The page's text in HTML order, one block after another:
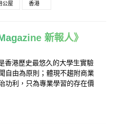
公屋 香港
新報人》
香港歷史最悠久的大學生實驗
自由為原則；體現不趨附商業
功利，只為專業學習的存在價